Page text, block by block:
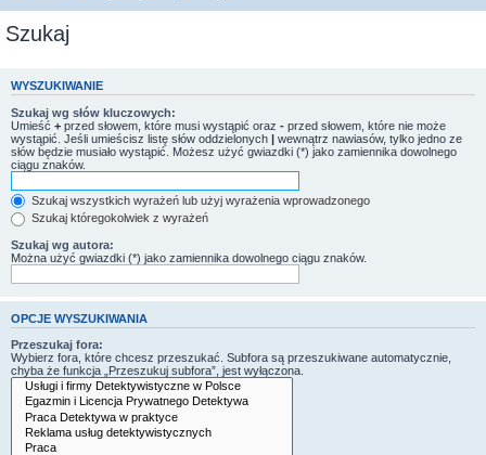
Szukaj
WYSZUKIWANIE
Szukaj wg słów kluczowych:
Umieść + przed słowem, które musi wystąpić oraz - przed słowem, które nie może
wystąpić. Jeśli umieścisz listę słów oddzielonych | wewnątrz nawiasów, tylko jedno ze
słów będzie musiało wystąpić. Możesz użyć gwiazdki (*) jako zamiennika dowolnego
ciągu znaków.
Szukaj wszystkich wyrażeń lub użyj wyrażenia wprowadzonego
Szukaj któregokolwiek z wyrażeń
Szukaj wg autora:
Można użyć gwiazdki (*) jako zamiennika dowolnego ciągu znaków.
OPCJE WYSZUKIWANIA
Przeszukaj fora:
Wybierz fora, które chcesz przeszukać. Subfora są przeszukiwane automatycznie,
chyba że funkcja „Przeszukuj subfora”, jest wyłączona.